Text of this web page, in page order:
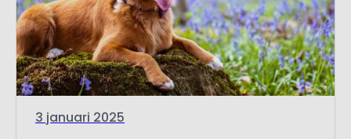
3 januari 2025